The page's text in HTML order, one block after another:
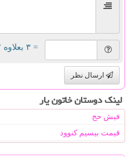
= ۳ بعلاوه ۲
ارسال نظر
لینک دوستان خاتون یار
فیش حج
قیمت بیسیم کنوود